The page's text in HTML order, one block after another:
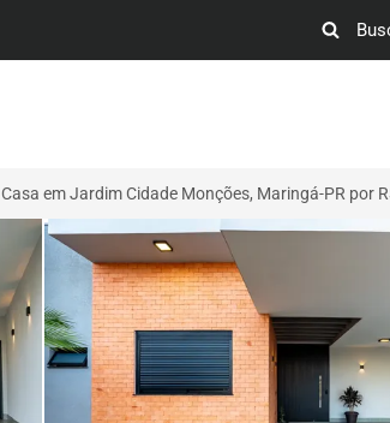
Casa em Jardim Cidade Monções, Maringá-PR por